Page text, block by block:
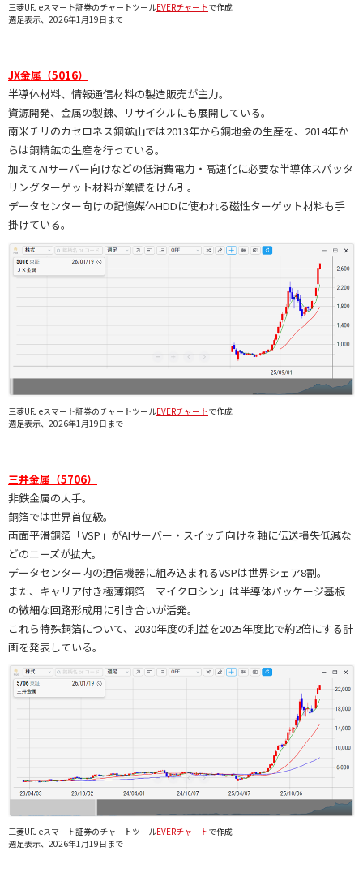
三菱UFJ eスマート証券のチャートツールEVERチャートで作成
週足表示、2026年1月19日まで
JX金属（5016）
半導体材料、情報通信材料の製造販売が主力。
資源開発、金属の製錬、リサイクルにも展開している。
南米チリのカセロネス銅鉱山では2013年から銅地金の生産を、2014年か
らは銅精鉱の生産を行っている。
加えてAIサーバー向けなどの低消費電力・高速化に必要な半導体スパッタ
リングターゲット材料が業績をけん引。
データセンター向けの記憶媒体HDDに使われる磁性ターゲット材料も手
掛けている。
三菱UFJ eスマート証券のチャートツールEVERチャートで作成
週足表示、2026年1月19日まで
三井金属（5706）
非鉄金属の大手。
銅箔では世界首位級。
両面平滑銅箔「VSP」がAIサーバー・スイッチ向けを軸に伝送損失低減な
どのニーズが拡大。
データセンター内の通信機器に組み込まれるVSPは世界シェア8割。
また、キャリア付き極薄銅箔「マイクロシン」は半導体パッケージ基板
の微細な回路形成用に引き合いが活発。
これら特殊銅箔について、2030年度の利益を2025年度比で約2倍にする計
画を発表している。
三菱UFJ eスマート証券のチャートツールEVERチャートで作成
週足表示、2026年1月19日まで